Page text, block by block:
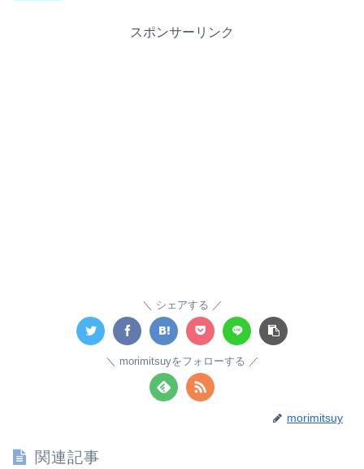
スポンサーリンク
シェアする
morimitsuyをフォローする
morimitsuy
関連記事